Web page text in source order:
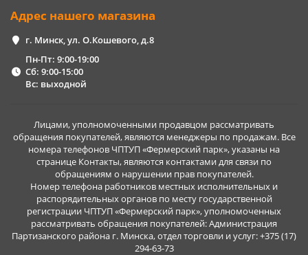
Адрес нашего магазина
г. Минск, ул. О.Кошевого, д.8
Пн-Пт: 9:00-19:00
Сб: 9:00-15:00
Вс: выходной
Лицами, уполномоченными продавцом рассматривать
обращения покупателей, являются менеджеры по продажам. Все
номера телефонов ЧПТУП «Фермерский парк», указаны на
странице Контакты, являются контактами для связи по
обращениям о нарушении прав покупателей.
Номер телефона работников местных исполнительных и
распорядительных органов по месту государственной
регистрации ЧПТУП «Фермерский парк», уполномоченных
рассматривать обращения покупателей: Администрация
Партизанского района г. Минска, отдел торговли и услуг: +375 (17)
294-63-73